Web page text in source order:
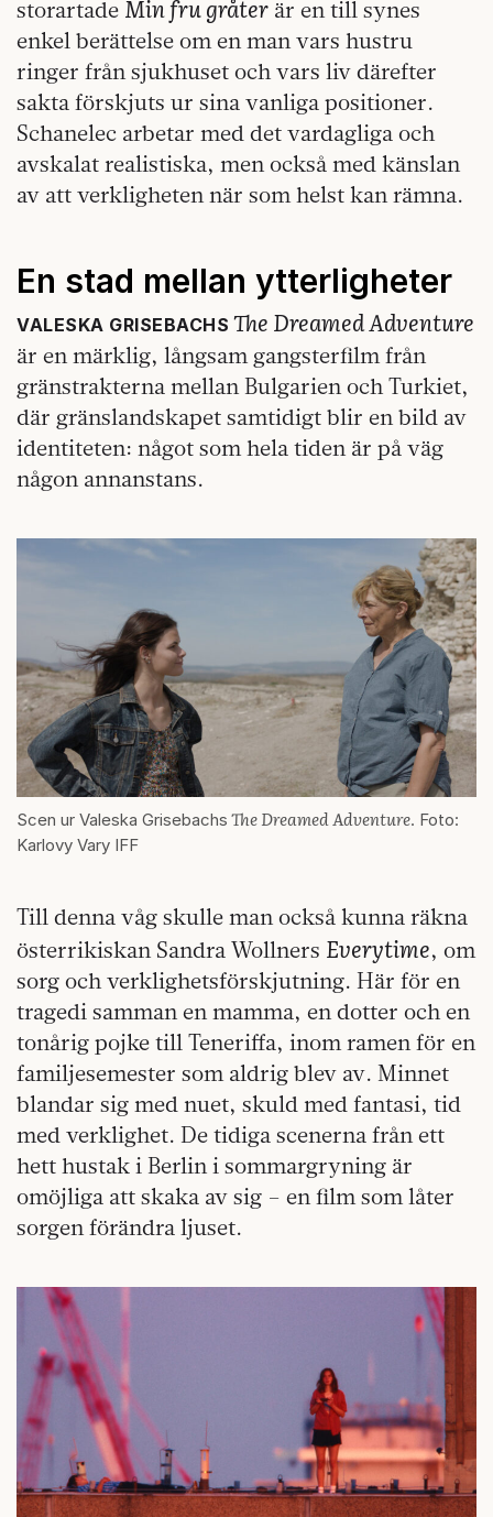
storartade Min fru gråter är en till synes
enkel berättelse om en man vars hustru
ringer från sjukhuset och vars liv därefter
sakta förskjuts ur sina vanliga positioner.
Schanelec arbetar med det vardagliga och
avskalat realistiska, men också med känslan
av att verkligheten när som helst kan rämna.
En stad mellan ytterligheter
VALESKA GRISEBACHS The Dreamed Adventure
är en märklig, långsam gangsterfilm från
gränstrakterna mellan Bulgarien och Turkiet,
där gränslandskapet samtidigt blir en bild av
identiteten: något som hela tiden är på väg
någon annanstans.
Scen ur Valeska Grisebachs The Dreamed Adventure. Foto:
Karlovy Vary IFF
Till denna våg skulle man också kunna räkna
österrikiskan Sandra Wollners Everytime, om
sorg och verklighetsförskjutning. Här för en
tragedi samman en mamma, en dotter och en
tonårig pojke till Teneriffa, inom ramen för en
familjesemester som aldrig blev av. Minnet
blandar sig med nuet, skuld med fantasi, tid
med verklighet. De tidiga scenerna från ett
hett hustak i Berlin i sommargryning är
omöjliga att skaka av sig – en film som låter
sorgen förändra ljuset.